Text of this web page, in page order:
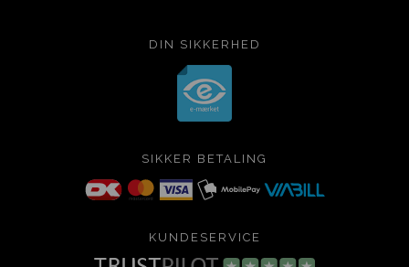
DIN SIKKERHED
SIKKER BETALING
KUNDESERVICE